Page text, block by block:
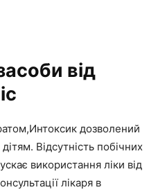
від
дозволений
Відсутність побічних
використання ліки від
лікаря в